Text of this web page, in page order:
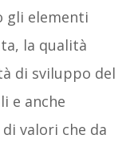
gli elementi
la qualità
di sviluppo del
e anche
valori che da